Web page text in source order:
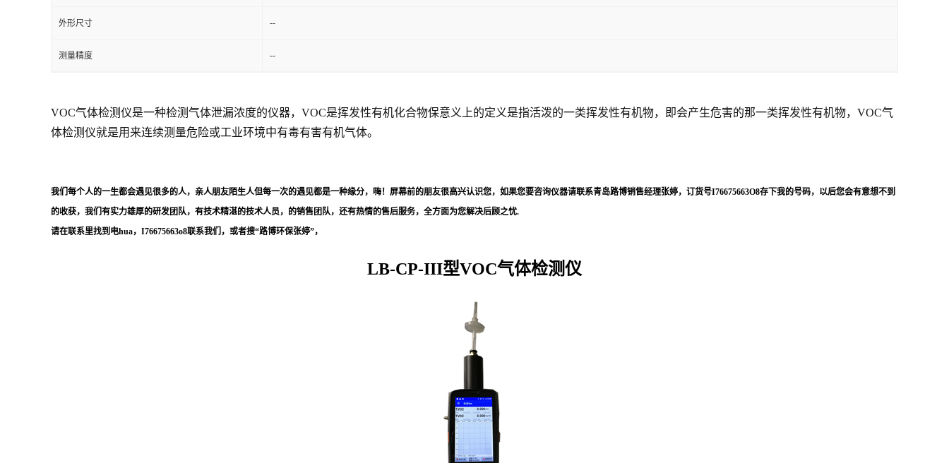
外形尺寸 --
测量精度 --
VOC气体检测仪是一种检测气体泄漏浓度的仪器，VOC是挥发性有机化合物保意义上的定义是指活泼的一类挥发性有机物，即会产生危害的那一类挥发性有机物，VOC气
体检测仪就是用来连续测量危险或工业环境中有毒有害有机气体。
我们每个人的一生都会遇见很多的人，亲人朋友陌生人但每一次的遇见都是一种缘分，嗨！屏幕前的朋友很高兴认识您， 如果您要咨询仪器请联系青岛路博销售经理张婷，订货号I76675663O8存下我的号码，以后您会有意想不到
的收获，我们有实力雄厚的研发团队，有技术精湛的技术人员，的销售团队，还有热情的售后服务，全方面为您解决后顾之忧.
请在联系里找到电hua，I76675663o8联系我们，或者搜“路博环保张婷”，
LB-CP-III型VOC气体检测仪